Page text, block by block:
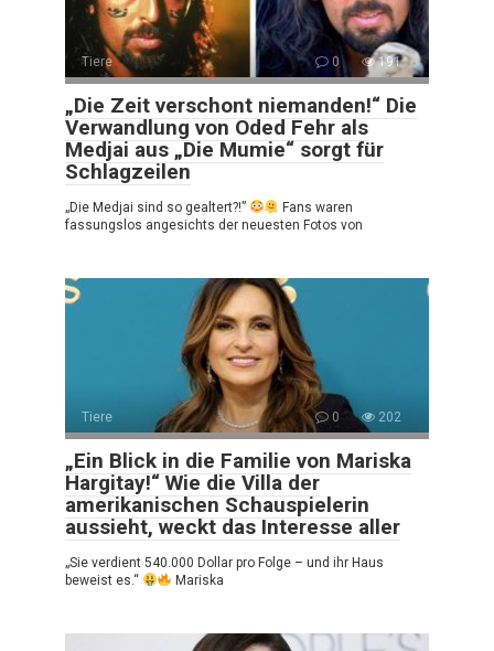
Tiere 0 191
„Die Zeit verschont niemanden!“ Die
Verwandlung von Oded Fehr als
Medjai aus „Die Mumie“ sorgt für
Schlagzeilen
„Die Medjai sind so gealtert?!”
Fans waren
fassungslos angesichts der neuesten Fotos von
Tiere 0 202
„Ein Blick in die Familie von Mariska
Hargitay!“ Wie die Villa der
amerikanischen Schauspielerin
aussieht, weckt das Interesse aller
„Sie verdient 540.000 Dollar pro Folge – und ihr Haus
beweist es.“
Mariska